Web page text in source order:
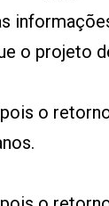
o projeto
o